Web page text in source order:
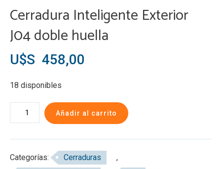
Cerradura Inteligente Exterior
J04 doble huella
U$S 458,00
18 disponibles
Cerradura
Inteligente
doble
Añadir al carrito
Categorías: Cerraduras
,